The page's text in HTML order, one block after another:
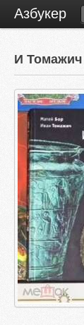
Азбукер
И Томажич